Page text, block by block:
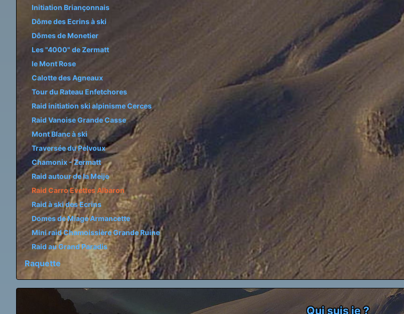
Initiation Briançonnais
Dôme des Ecrins à ski
Dômes de Monetier
Les "4000" de Zermatt
le Mont Rose
Calotte des Agneaux
Tour du Rateau Enfetchores
Raid initiation ski alpinisme Cerces
Raid Vanoise Grande Casse
Mont Blanc à ski
Traversée du Pelvoux
Chamonix - Zermatt
Raid autour de la Meije
Raid Carro Evettes Albaron
Raid à ski des Ecrins
Domes de Miage Armancette
Mini raid Chamoissière Grande Ruine
Raid au Grand Paradis
Raquette
Qui suis je ?